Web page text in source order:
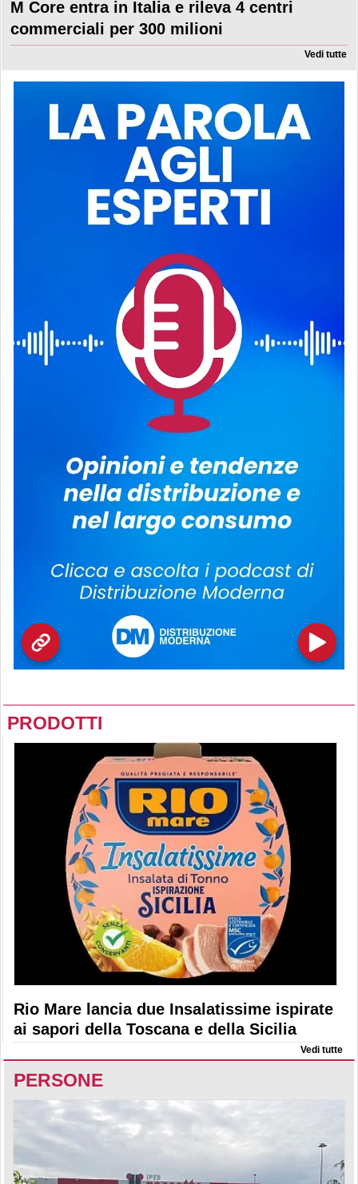
M Core entra in Italia e rileva 4 centri
commerciali per 300 milioni
Vedi tutte
PRODOTTI
Rio Mare lancia due Insalatissime ispirate
ai sapori della Toscana e della Sicilia
Vedi tutte
PERSONE